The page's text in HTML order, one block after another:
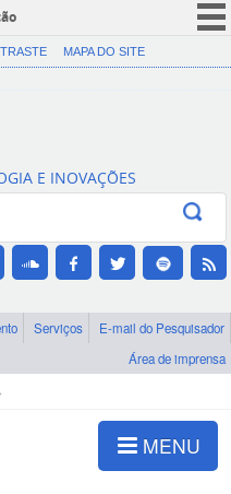
CORONAVÍRUS (COVID-19)
Canais
MAPA DO SITE
E INOVAÇÕES
Serviços
E-mail do Pesquisador
Área de imprensa
MENU